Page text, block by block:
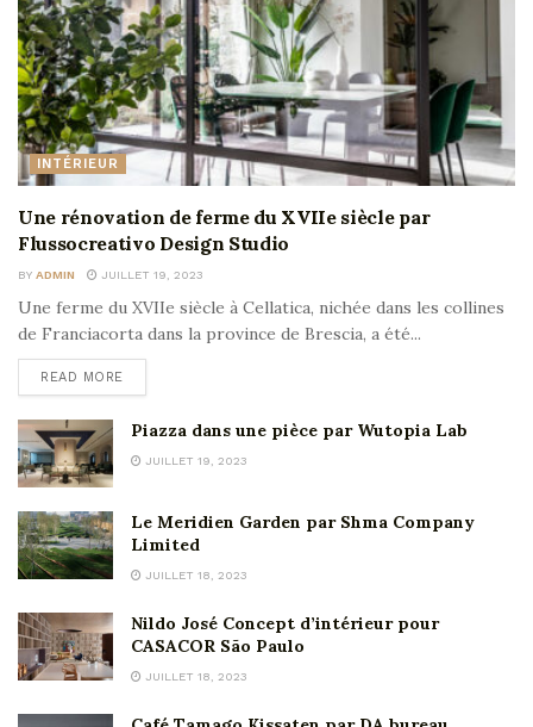
INTÉRIEUR
Une rénovation de ferme du XVIIe siècle par
Flussocreativo Design Studio
BY ADMIN JUILLET 19, 2023
Une ferme du XVIIe siècle à Cellatica, nichée dans les collines
de Franciacorta dans la province de Brescia, a été...
READ MORE
Piazza dans une pièce par Wutopia Lab
JUILLET 19, 2023
Le Meridien Garden par Shma Company
Limited
JUILLET 18, 2023
Nildo José Concept d’intérieur pour
CASACOR São Paulo
JUILLET 18, 2023